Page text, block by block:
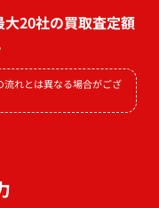
20社の買取査定額
れとは異なる場合がござ